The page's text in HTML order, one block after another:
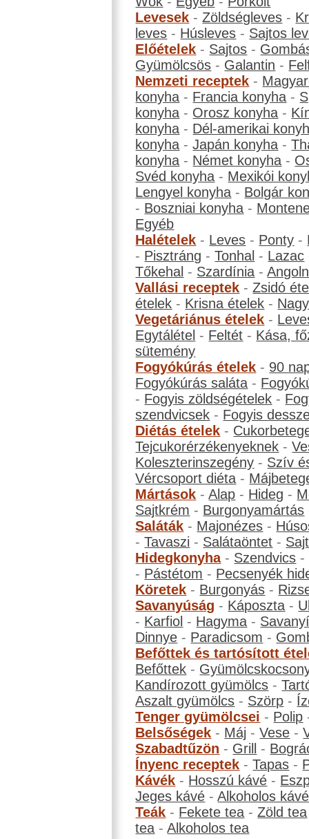
Levesek -Zöldségleves -
leves - Húsleves - Sajtos
Előételek - Sajtos -
Gyümölcsös - Galantin -
Nemzeti receptek -
konyha - Francia konyha -
konyha - Orosz konyha -
konyha - Dél-amerikai
konyha -Japán konyha -
konyha - Német konyha -
Svéd konyha - Mexikói
Lengyel konyha - Bolgár
- Boszniai konyha -
Egyéb
Halételek - Leves - Ponty -
- Pisztráng -Tonhal - Lazac
Tőkehal - Szardínia -
Vallási receptek -Zsidó
ételek - Krisna ételek -
Vegetáriánus ételek -
Egytálétel - Feltét - Kása,
sütemény
Fogyókúrás ételek - 90
Fogyókúrás saláta -
- Fogyis zöldségételek -
szendvicsek - Fogyis
Diétás ételek -
Tejcukorérzékenyeknek -
Koleszterinszegény - Szív
Vércsoport diéta -
Mártások -Alap - Hideg -
Sajtkrém - Burgonyamártás
Saláták - Majonézes -
-Tavaszi - Salátaöntet -
Hidegkonyha- Szendvics -
- Pástétom - Pecsenyék
Köretek - Burgonyás -
Savanyúság - Káposzta -
- Karfiol - Hagyma -
Dinnye - Paradicsom -
Befőttek és tartósított
Befőttek -
Kandírozott gyümölcs -
Aszalt gyümölcs - Szörp -
Tenger gyümölcsei - Polip
Belsőségek - Máj -Vese -
Szabadtűzön - Grill -
Ínyenc receptek -Tapas -
Kávék - Hosszú kávé -
Jeges kávé -Alkoholos kávé
Teák - Fekete tea -Zöld tea
tea -Alkoholos tea